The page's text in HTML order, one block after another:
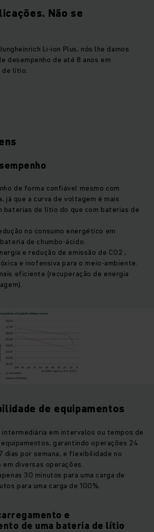
Não se
Li-ion Plus, nós lhe damos
desempenho de até 8 anos em
de lítio.
de forma confiável mesmo com
já que a curva de voltagem é mais
baterias de lítio do que com baterias de
no consumo energético em
de chumbo-ácido.
e redução de emissão de CO2 ,
e inofensiva para o meio-ambiente.
eficiente (recuperação de energia
de equipamentos
intermediária em intervalos ou tempos de
garantindo operações 24
dias por semana, e flexibilidade no
diversas operações.
30 minutos para uma carga de
para uma carga de 100%.
e
de uma bateria de lítio